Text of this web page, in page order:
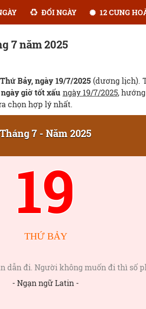
ĐỔI NGÀY 12 CUNG
7 năm 2025
Thứ Bảy, ngày 19/7/2025 (dương lịch).
ngày giờ tốt xấu ngày 19/7/2025,
chọn hợp lý nhất.
Tháng 7 - Năm 2025
19
THỨ BẢY
dẫn đi. Người không muốn đi thì số
- Ngạn ngữ Latin -